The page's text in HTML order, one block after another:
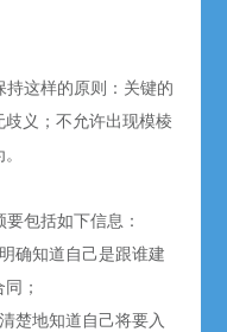
这样的原则：关键的
义；不允许出现模棱
包括如下信息：
确知道自己是跟谁建
；
楚地知道自己将要入